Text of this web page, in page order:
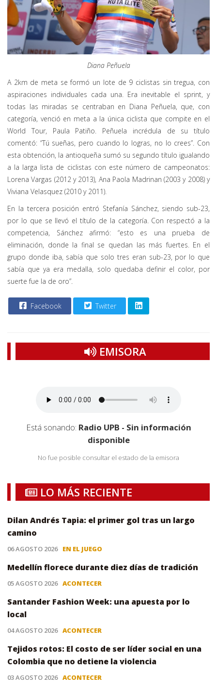
Diana Peñuela
A 2km de meta se formó un lote de 9 ciclistas sin tregua, con
aspiraciones individuales cada una. Era inevitable el sprint, y
todas las miradas se centraban en Diana Peñuela, que, con
categoría, venció en meta a la única ciclista que compite en el
World Tour, Paula Patiño. Peñuela incrédula de su título
comentó: “Tú sueñas, pero cuando lo logras, no lo crees”. Con
esta obtención, la antioqueña sumó su segundo título igualando
a la larga lista de ciclistas con este número de campeonatos:
Lorena Vargas (2012 y 2013), Ana Paola Madrinan (2003 y 2008) y
Viviana Velasquez (2010 y 2011).
En la tercera posición entró Stefanía Sánchez, siendo sub-23,
por lo que se llevó el título de la categoría. Con respectó a la
competencia, Sánchez afirmó: “esto es una prueba de
eliminación, donde la final se quedan las más fuertes. En el
grupo donde iba, sabía que solo tres eran sub-23, por lo que
sabía que ya era medalla, solo quedaba definir el color, por
suerte fue la de oro”.
Facebook Twitter
EMISORA
Está sonando: Radio UPB - Sin información
disponible
No fue posible consultar el estado de la emisora
LO MÁS RECIENTE
Dilan Andrés Tapia: el primer gol tras un largo
camino
06 AGOSTO 2026 EN EL JUEGO
Medellín florece durante diez días de tradición
05 AGOSTO 2026 ACONTECER
Santander Fashion Week: una apuesta por lo
local
04 AGOSTO 2026 ACONTECER
Tejidos rotos: El costo de ser líder social en una
Colombia que no detiene la violencia
03 AGOSTO 2026 ACONTECER